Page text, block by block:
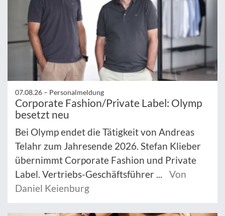
07.08.26 – Personalmeldung
Corporate Fashion/Private Label: Olymp
besetzt neu
Bei Olymp endet die Tätigkeit von Andreas
Telahr zum Jahresende 2026. Stefan Klieber
übernimmt Corporate Fashion und Private
Label. Vertriebs-Geschäftsführer ...
Von
Daniel Keienburg